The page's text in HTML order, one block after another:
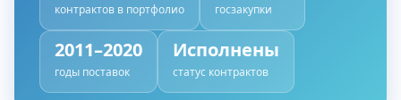
контрактов в портфолио госзакупки
2011–2020
годы поставок
Исполнены
статус контрактов